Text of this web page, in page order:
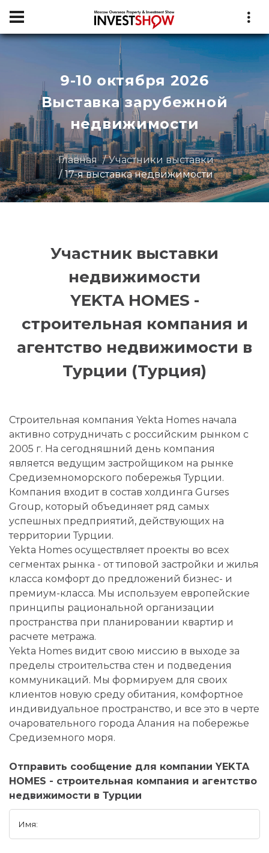
9-10 октября 2026
Выставка зарубежной
недвижимости
Главная
Участники выставки
17-я выставка недвижимости
Участник выставки
недвижимости
YEKTA HOMES -
строительная компания и
агентство недвижимости в
Турции (Турция)
Строительная компания Yekta Homes начала
активно сотрудничать с российским рынком с
2005 г. На сегодняшний день компания
является ведущим застройщиком на рынке
Средиземноморского побережья Турции.
Компания входит в состав холдинга Gurses
Group, который объединяет ряд самых
успешных предприятий, действующих на
территории Турции.
Yekta Homes осуществляет проекты во всех
сегментах рынка - от типовой застройки и жилья
класса комфорт до предложений бизнес- и
премиум-класса. Мы используем европейские
принципы рациональной организации
пространства при планировании квартир и
расчете метража.
Yekta Homes видит свою миссию в выходе за
пределы строительства стен и подведения
коммуникаций. Мы формируем для своих
клиентов новую среду обитания, комфортное
индивидуальное пространство, и все это в черте
очаровательного города Алания на побережье
Средиземного моря.
Отправить сообщение для компании YEKTA
HOMES - строительная компания и агентство
недвижимости в Турции
Имя: